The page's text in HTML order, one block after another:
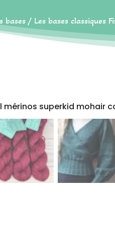
bases / Les bases classiques